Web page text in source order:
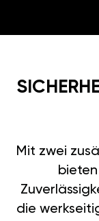
Mit zwei
die